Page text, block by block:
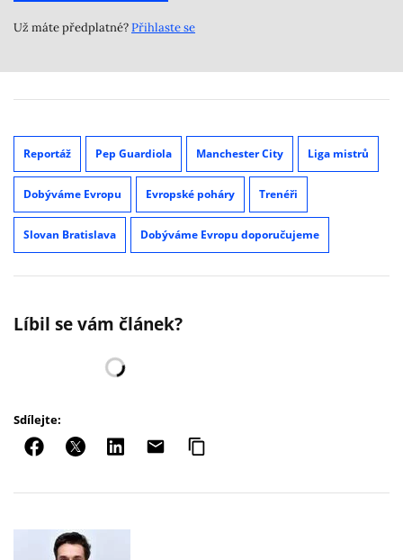
Už máte předplatné?Přihlaste se
Reportáž Pep Guardiola Manchester City Liga mistrů
Dobýváme Evropu Evropské poháry Trenéři
Slovan Bratislava Dobýváme Evropu doporučujeme
Líbil se vám článek?
Sdílejte: